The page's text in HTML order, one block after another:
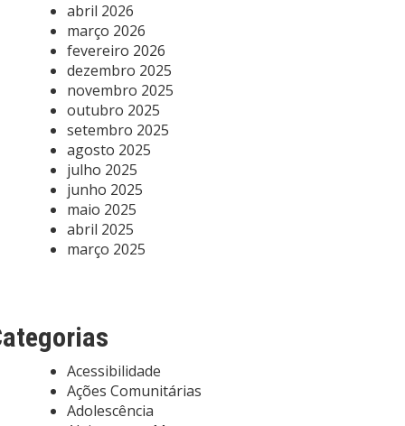
abril 2026
março 2026
fevereiro 2026
dezembro 2025
novembro 2025
outubro 2025
setembro 2025
agosto 2025
julho 2025
junho 2025
maio 2025
abril 2025
março 2025
Acessibilidade
Ações Comunitárias
Adolescência